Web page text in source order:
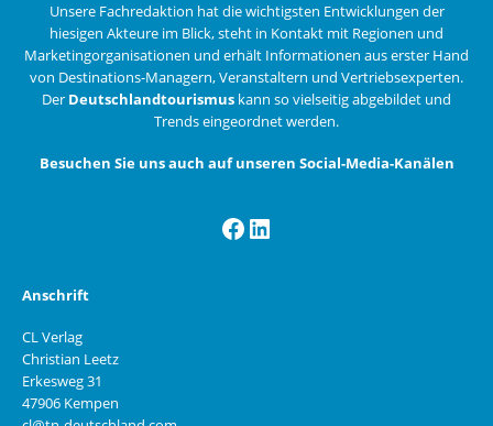
Unsere Fachredaktion hat die wichtigsten Entwicklungen der
hiesigen Akteure im Blick, steht in Kontakt mit Regionen und
Marketingorganisationen und erhält Informationen aus erster Hand
von Destinations-Managern, Veranstaltern und Vertriebsexperten.
Der Deutschlandtourismus kann so vielseitig abgebildet und
Trends eingeordnet werden.
Besuchen Sie uns auch auf unseren Social-Media-Kanälen
Facebook
LinkedIn
Anschrift
CL Verlag
Christian Leetz
Erkesweg 31
47906 Kempen